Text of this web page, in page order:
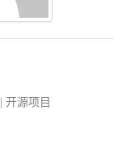
开源项目